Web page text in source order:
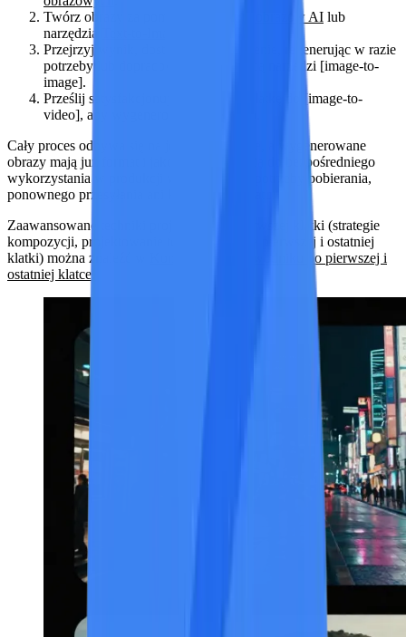
Twórz obrazy za pomocą
generatora obrazów AI lub
narzędzia
Przejrzyj wynik, dostosowując polecenie, regenerując w razie
potrzeby lub dopracowując za pomocą narzędzi [image-to-
image].
Prześlij satysfakcjonującą pierwszą klatkę do [image-to-
video], aby wygenerować klip wideo.
Cały proces odbywa się na jednej platformie, a wygenerowane
obrazy mają już format i jakość odpowiednią do bezpośredniego
wykorzystania w produkcji wideo. Nie ma potrzeby pobierania,
ponownego przesyłania ani konwersji formatu.
Zaawansowane techniki projektowania pierwszej klatki (strategie
kompozycji, projektowanie tematu, łączenie pierwszej i ostatniej
klatki) można znaleźć w
Kompletnym przewodniku po pierwszej i
ostatniej klatce